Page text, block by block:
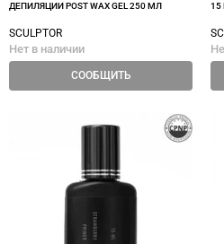
ДЕПИЛЯЦИИ POST WAX GEL 250 МЛ
SCULPTOR
Нет в наличии
СООБЩИТЬ
15